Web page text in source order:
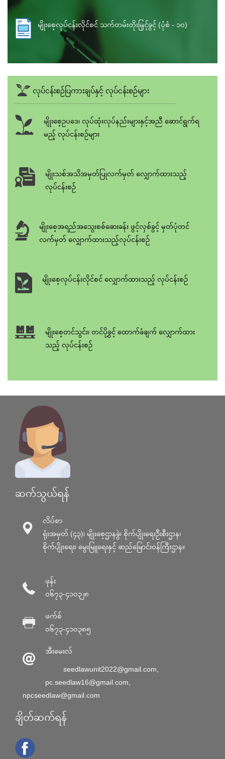
မျိုးစေ့လုပ်ငန်းလိုင်စင် သက်တမ်းတိုးမြှင့်ခွင့် (ပုံစံ - ၁၀)
လုပ်ငန်းစဥ်ပြကားချပ်နှင့် လုပ်ငန်းစဥ်များ
မျိုးစေ့ဥပ‌ဒေ၊ လုပ်ထုံးလုပ်နည်းများနှင့်အညီ ‌ဆောင်ရွက်ရ
မည့် လုပ်ငန်းစဥ်များ
မျိုးသစ်အသိအမှတ်ပြုလက်မှတ် လျှောက်ထားသည့်
လုပ်ငန်းစဥ်
မျိုးစေ့အရည်အသွေးစစ်ဆေးခန်း ဖွင့်လှစ်ခွင့် မှတ်ပုံတင်
လက်မှတ် လျှောက်ထားသည့်လုပ်ငန်းစဥ်
မျိုးစေ့လုပ်ငန်းလိုင်စင် လျှောက်ထားသည့် လုပ်ငန်းစဥ်
မျိုးစေ့တင်သွင်း၊ တင်ပို့ခွင့် ထောက်ခံချက် လျှောက်ထား
သည့် လုပ်ငန်းစဥ်
ဆက်သွယ်ရန်
လိပ်စာ
ရုံးအမှတ် (၄၃)၊ မျိုးစေ့ဌာနခွဲ၊ စိုက်ပျိုးရေးဦးစီးဌာန၊
စိုက်ပျိုးရေး၊ မွေးမြူရေးနှင့် ဆည်မြောင်း၀န်ကြီးဌာန။
ဖုန်း
၀၆၇၃-၄၁၀၃၂၈
ဖက်စ်
၀၆၇၃-၄၁၀၃၈၅
အီးမေးလ်
seedlawunit2022@gmail.com
pc.seedlaw16@gmail.com
npcseedlaw@gmail.com
ချိတ်ဆက်ရန်